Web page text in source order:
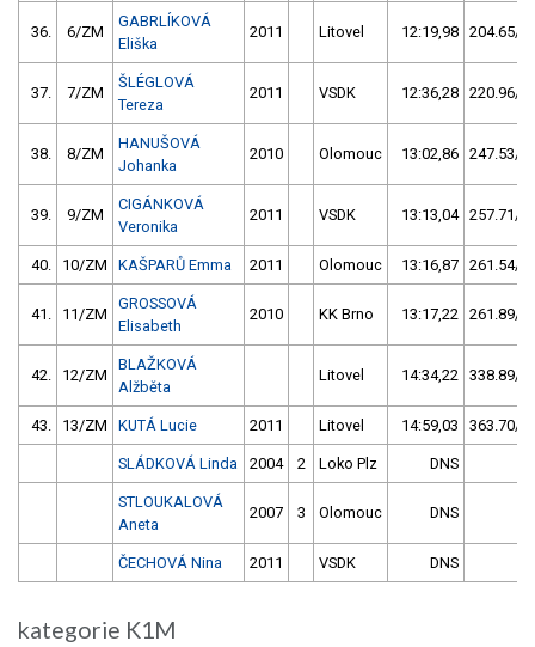
36. 6/ZM
GABRLÍKOVÁ
Eliška
2011 Litovel 12:19,98 204.65/
37. 7/ZM
ŠLÉGLOVÁ
Tereza
2011 VSDK 12:36,28 220.96/
38. 8/ZM
HANUŠOVÁ
Johanka
2010 Olomouc 13:02,86 247.53/
39. 9/ZM
CIGÁNKOVÁ
Veronika
2011 VSDK 13:13,04 257.71/
40. 10/ZM KAŠPARŮ Emma 2011 Olomouc 13:16,87 261.54/
41. 11/ZM
GROSSOVÁ
Elisabeth
2010 KK Brno 13:17,22 261.89/
42. 12/ZM
BLAŽKOVÁ
Alžběta
Litovel 14:34,22 338.89/
43. 13/ZM KUTÁ Lucie 2011 Litovel 14:59,03 363.70/
SLÁDKOVÁ Linda 2004 2 Loko Plz DNS
STLOUKALOVÁ
Aneta
2007 3 Olomouc DNS
ČECHOVÁ Nina 2011 VSDK DNS
kategorie K1M